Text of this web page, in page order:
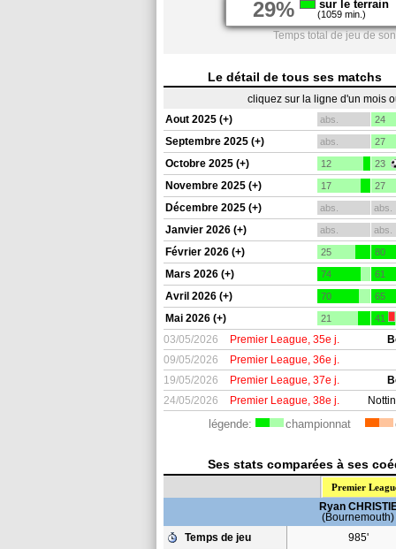
29% sur le terrain
(1059 min.)
Temps total de jeu de
Le détail de tous ses matchs
cliquez sur la ligne d'un mois
Aout 2025 (+)
abs. 24
Septembre 2025 (+) abs. 27
Octobre 2025 (+) 12 23
Novembre 2025 (+) 17 27
Décembre 2025 (+) abs. abs.
Janvier 2026 (+) abs. abs.
Février 2026 (+) 25 80
Mars 2026 (+) 74 61
Avril 2026 (+) 70 65
Mai 2026 (+) 21 41
03/05/2026 Premier League, 35e j.
09/05/2026
Premier League, 36e j.
19/05/2026
Premier League, 37e j.
24/05/2026
Premier League, 38e j.
légende: championnat
Ses stats comparées à ses
Premier
Ryan
(Bournemouth)
Temps de jeu
985'